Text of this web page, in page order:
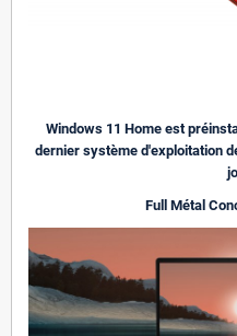
Windows 11 Home est
dernier système d'exploitation
Full Métal